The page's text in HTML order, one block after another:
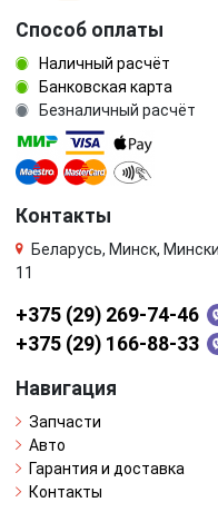
Способ оплаты
Наличный расчёт
Банковская карта
Безналичный расчёт
Контакты
Беларусь, Минск,
11
+375 (29) 269-74-46
+375 (29) 166-88-33
Навигация
Запчасти
Авто
Гарантия и доставка
Контакты